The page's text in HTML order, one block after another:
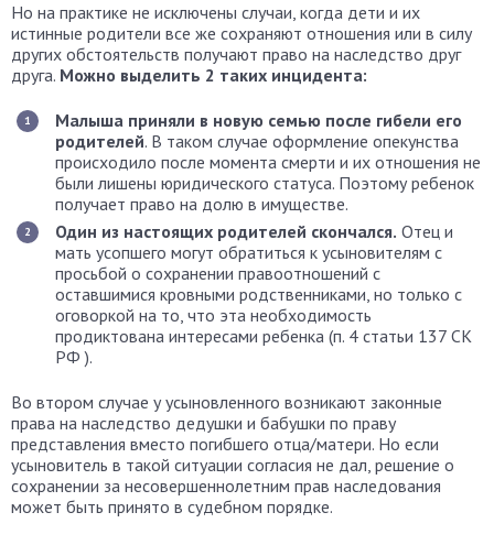
Но на практике не исключены случаи, когда дети и их
истинные родители все же сохраняют отношения или в силу
других обстоятельств получают право на наследство друг
друга. Можно выделить 2 таких инцидента:
Малыша приняли в новую семью после гибели его
родителей. В таком случае оформление опекунства
происходило после момента смерти и их отношения не
были лишены юридического статуса. Поэтому ребенок
получает право на долю в имуществе.
Один из настоящих родителей скончался. Отец и
мать усопшего могут обратиться к усыновителям с
просьбой о сохранении правоотношений с
оставшимися кровными родственниками, но только с
оговоркой на то, что эта необходимость
продиктована интересами ребенка (п. 4 статьи 137 СК
РФ ).
Во втором случае у усыновленного возникают законные
права на наследство дедушки и бабушки по праву
представления вместо погибшего отца/матери. Но если
усыновитель в такой ситуации согласия не дал, решение о
сохранении за несовершеннолетним прав наследования
может быть принято в судебном порядке.